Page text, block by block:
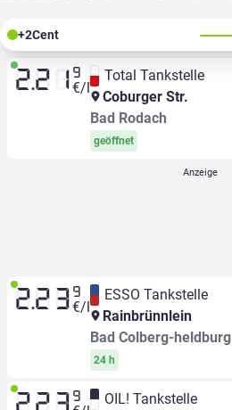
+2Cent
2.21 9
€/l
Total Tankstelle
Coburger Str.
Bad Rodach
geöffnet
2.23 9
€/l
ESSO Tankstelle
Rainbrünnlein
Bad Colberg-heldburg
24 h
2.23 9 OIL! Tankstelle